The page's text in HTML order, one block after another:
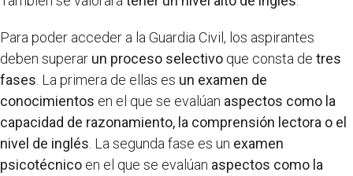
Para poder acceder a la Guardia Civil, los aspirantes
deben superar un proceso selectivo que consta de tres
fases . La primera de ellas es un examen de
conocimientos en el que se evalúan aspectos como la
capacidad de razonamiento, la comprensión lectora o el
nivel de inglés . La segunda fase es un examen
psicotécnico en el que se evalúan aspectos como la